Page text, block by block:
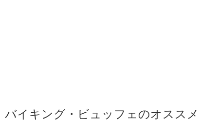
バイキング・ビュッフェのオススメ